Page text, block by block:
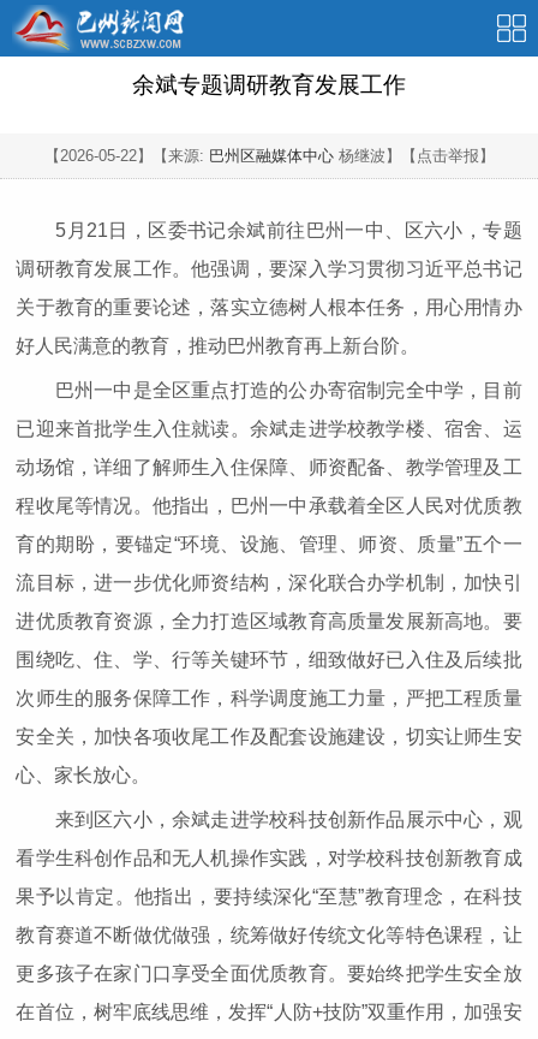
余斌专题调研教育发展工作
【2026-05-22】 【来源: 巴州区融媒体中心杨继波】 【点击举报】
5月21日，区委书记余斌前往巴州一中、区六小，专题
调研教育发展工作。他强调，要深入学习贯彻习近平总书记
关于教育的重要论述，落实立德树人根本任务，用心用情办
好人民满意的教育，推动巴州教育再上新台阶。
巴州一中是全区重点打造的公办寄宿制完全中学，目前
已迎来首批学生入住就读。余斌走进学校教学楼、宿舍、运
动场馆，详细了解师生入住保障、师资配备、教学管理及工
程收尾等情况。他指出，巴州一中承载着全区人民对优质教
育的期盼，要锚定“环境、设施、管理、师资、质量”五个一
流目标，进一步优化师资结构，深化联合办学机制，加快引
进优质教育资源，全力打造区域教育高质量发展新高地。要
围绕吃、住、学、行等关键环节，细致做好已入住及后续批
次师生的服务保障工作，科学调度施工力量，严把工程质量
安全关，加快各项收尾工作及配套设施建设，切实让师生安
心、家长放心。
来到区六小，余斌走进学校科技创新作品展示中心，观
看学生科创作品和无人机操作实践，对学校科技创新教育成
果予以肯定。他指出，要持续深化“至慧”教育理念，在科技
教育赛道不断做优做强，统筹做好传统文化等特色课程，让
更多孩子在家门口享受全面优质教育。要始终把学生安全放
在首位，树牢底线思维，发挥“人防+技防”双重作用，加强安